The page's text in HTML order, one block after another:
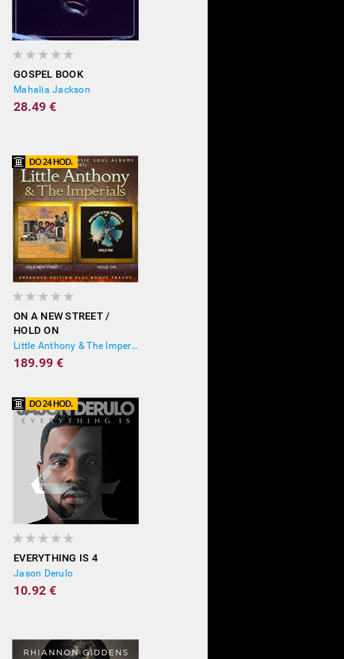
GOSPEL BOOK
Mahalia Jackson
28.49 €
ON A NEW STREET /
HOLD ON
Little Anthony & The Imperials
189.99 €
EVERYTHING IS 4
Jason Derulo
10.92 €